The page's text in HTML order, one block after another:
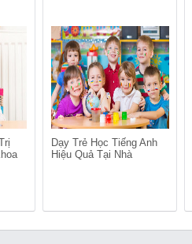
Dạy Trẻ Học Tiếng Anh
Hiệu Quả Tại Nhà